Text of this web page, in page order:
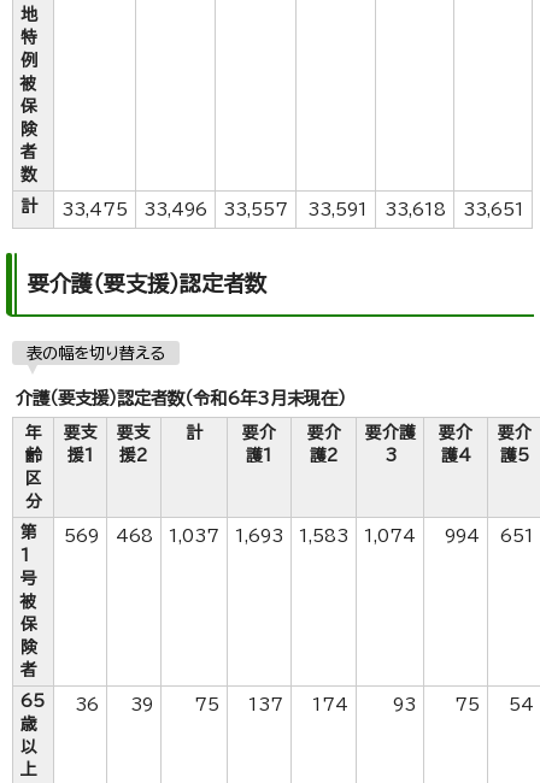
地
特
例
被
保
険
者
数
計
33,475 33,496 33,557 33,591 33,618 33,651
要介護（要支援）認定者数
表の幅を切り替える
介護（要支援）認定者数（令和6年3月末現在）
年
齢
区
分
要支
援1
要支
援2
計
要介
護1
要介
護2
要介護
3
要介
護4
要介
護5
第
1
号
被
保
険
者
569 468 1,037 1,693 1,583 1,074 994 651
65
歳
以
上
36 39 75 137 174 93 75 54